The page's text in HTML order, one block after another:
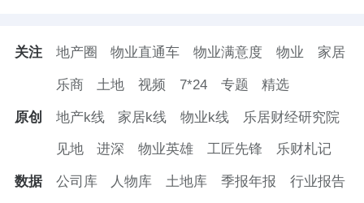
关注 地产圈 物业直通车 物业满意度 物业 家居
乐商 土地 视频 7*24 专题 精选
原创 地产k线 家居k线 物业k线 乐居财经研究院
见地 进深 物业英雄 工匠先锋 乐财札记
数据 公司库 人物库 土地库 季报年报 行业报告